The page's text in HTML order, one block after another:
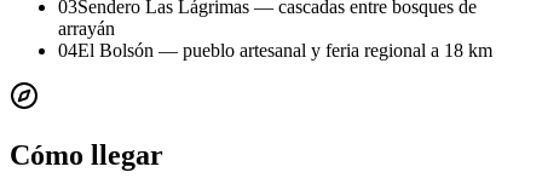
03Sendero Las Lágrimas — cascadas entre bosques de
arrayán
04El Bolsón — pueblo artesanal y feria regional a 18 km
Cómo llegar